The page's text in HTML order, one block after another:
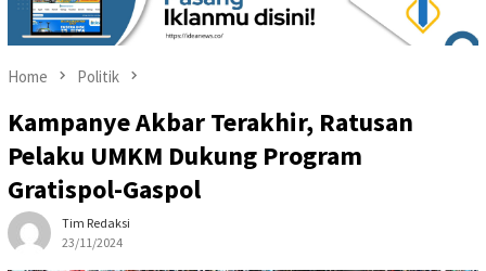
Home Politik
Kampanye Akbar Terakhir, Ratusan
Pelaku UMKM Dukung Program
Gratispol-Gaspol
Tim Redaksi
23/11/2024